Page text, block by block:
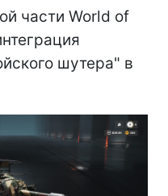
части World of
шутера" в